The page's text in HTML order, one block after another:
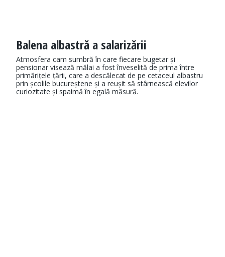
Balena albastră a salarizării
Atmosfera cam sumbră în care fiecare bugetar și
pensionar visează mălai a fost înveselită de prima între
primărițele țării, care a descălecat de pe cetaceul albastru
prin școlile bucureștene și a reușit să stârnească elevilor
curiozitate și spaimă în egală măsură.